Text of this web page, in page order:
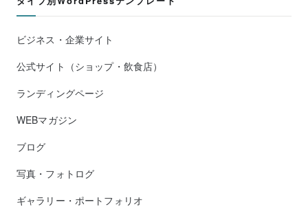
ビジネス・企業サイト
公式サイト（ショップ・飲食店）
ランディングページ
WEBマガジン
ブログ
写真・フォトログ
ギャラリー・ポートフォリオ